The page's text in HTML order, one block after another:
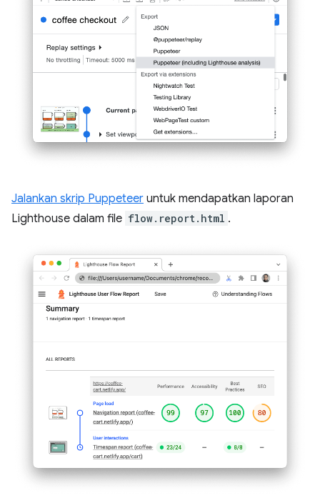
Jalankan skrip Puppeteer untuk mendapatkan laporan
Lighthouse dalam file flow.report.html .